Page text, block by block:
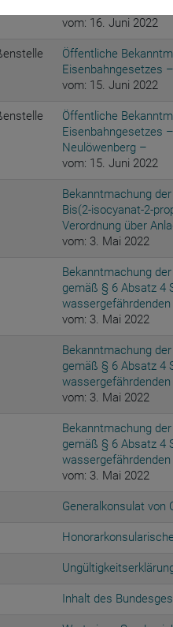
vom: 16. Juni 2022
Öffentliche
Eisenbahngesetzes
vom: 15. Juni 2022
Öffentliche
Eisenbahngesetzes
Neulöwenberg –
vom: 15. Juni 2022
Bekanntmachung
Bis(2-isocyanat-2-
Verordnung über
vom: 3. Mai 2022
Bekanntmachung
gemäß § 6 Absatz 4
vom: 3. Mai 2022
Bekanntmachung
gemäß § 6 Absatz 4
vom: 3. Mai 2022
Bekanntmachung
gemäß § 6 Absatz 4
vom: 3. Mai 2022
Generalkonsulat von
Inhalt des